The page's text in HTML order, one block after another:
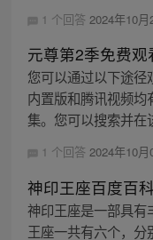
1 个回答 2024年10
元尊第2季免费观
您可以通过以下途径
内置版和腾讯视频
集。您可以搜索并在
1 个回答 2024年10
神印王座百度百科
神印王座是一部具有
王座一共有六个，